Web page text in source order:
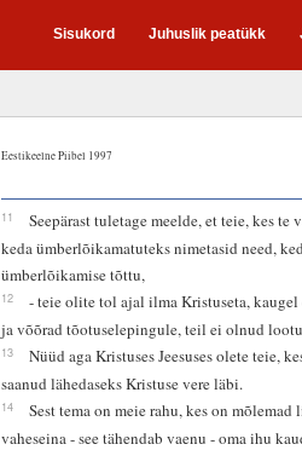
Sisukord Juhuslik peatükk
Eestikeelne Piibel 1997
11
Seepärast tuletage meelde, et teie, kes
keda ümberlõikamatuteks nimetasid need,
ümberlõikamise tõttu,
12
- teie olite tol ajal ilma Kristuseta,
ja võõrad tõotuselepingule, teil ei olnud
13
Nüüd aga Kristuses Jeesuses olete teie,
saanud lähedaseks Kristuse vere läbi.
14
Sest tema on meie rahu, kes on
vaheseina - see tähendab vaenu - oma ihu